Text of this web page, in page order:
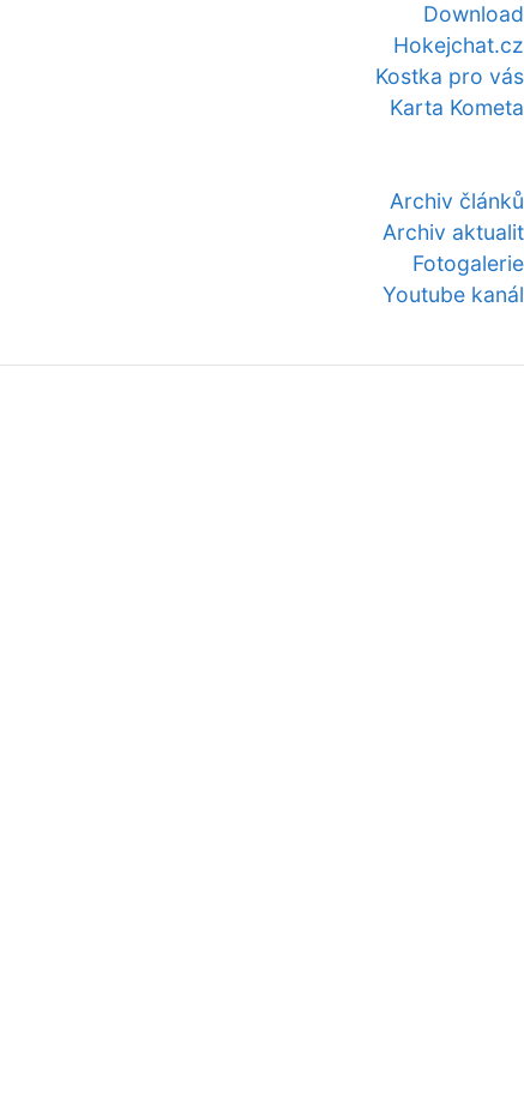
Download
Hokejchat.cz
Kostka pro vás
Karta Kometa
Archiv článků
Archiv aktualit
Fotogalerie
Youtube kanál